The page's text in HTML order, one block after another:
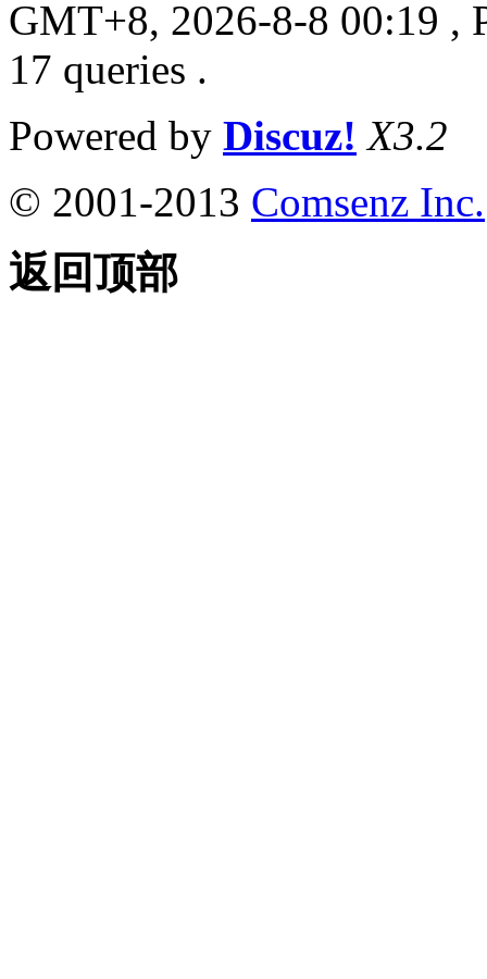
GMT+8, 2026-8-8 00:19 ,
17 queries .
Powered by Discuz! X3.2
© 2001-2013 Comsenz Inc.
返回顶部